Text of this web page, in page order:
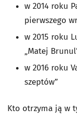
w 2014 roku
pierwszego
w 2015 roku
„Matej
w 2016 roku
szeptów”
Kto otrzyma ją w